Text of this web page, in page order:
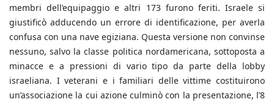
membri dell’equipaggio e altri 173 furono feriti. Israele si
giustificò adducendo un errore di identificazione, per averla
confusa con una nave egiziana. Questa versione non convinse
nessuno, salvo la classe politica nordamericana, sottoposta a
minacce e a pressioni di vario tipo da parte della lobby
israeliana. I veterani e i familiari delle vittime costituirono
un’associazione la cui azione culminò con la presentazione, l’8